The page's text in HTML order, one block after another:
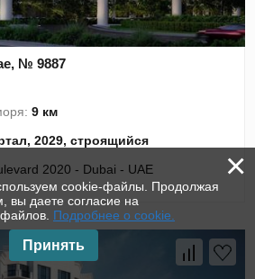
№ 9887
9 км
2029, строящийся
2020 - Dubai - UAE
×
cookie-файлы. Продолжая
вы даете согласие на
Подробнее о cookie.
Принять